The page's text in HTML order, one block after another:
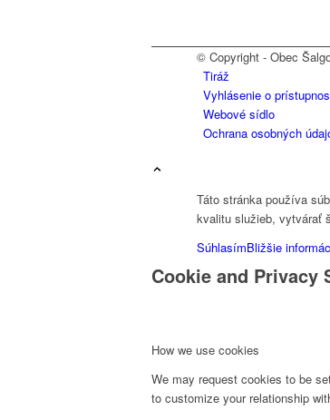
© Copyright - Obec
Tiráž
Vyhlásenie o
Webové sídlo
Ochrana osobných
Táto stránka používa
kvalitu služieb, vytvárať
SúhlasímBližšie
Cookie and Privacy
How we use cookies
We may request cookies to be
to customize your relationship